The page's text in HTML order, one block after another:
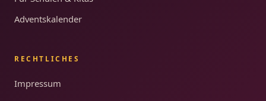
Adventskalender
RECHTLICHES
Impressum